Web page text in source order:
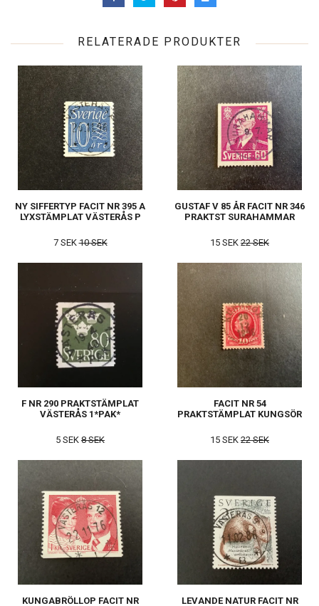
RELATERADE PRODUKTER
NY SIFFERTYP FACIT NR 395 A
LYXSTÄMPLAT VÄSTERÅS P
7 SEK10 SEK
GUSTAF V 85 ÅR FACIT NR 346
PRAKTST SURAHAMMAR
15 SEK 22 SEK
F NR 290 PRAKTSTÄMPLAT
VÄSTERÅS 1*PAK*
5 SEK 8 SEK
FACIT NR 54
PRAKTSTÄMPLAT KUNGSÖR
15 SEK 22 SEK
KUNGABRÖLLOP FACIT NR LEVANDE NATUR FACIT NR